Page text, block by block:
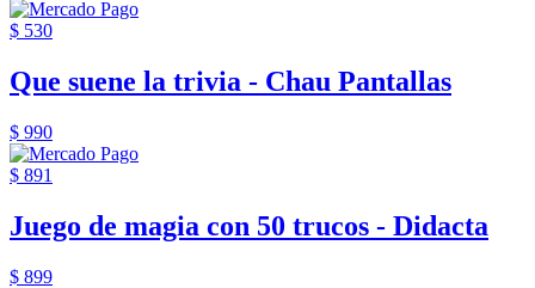
$ 530
Que suene la trivia - Chau Pantallas
$ 990
$ 891
Juego de magia con 50 trucos - Didacta
$ 899